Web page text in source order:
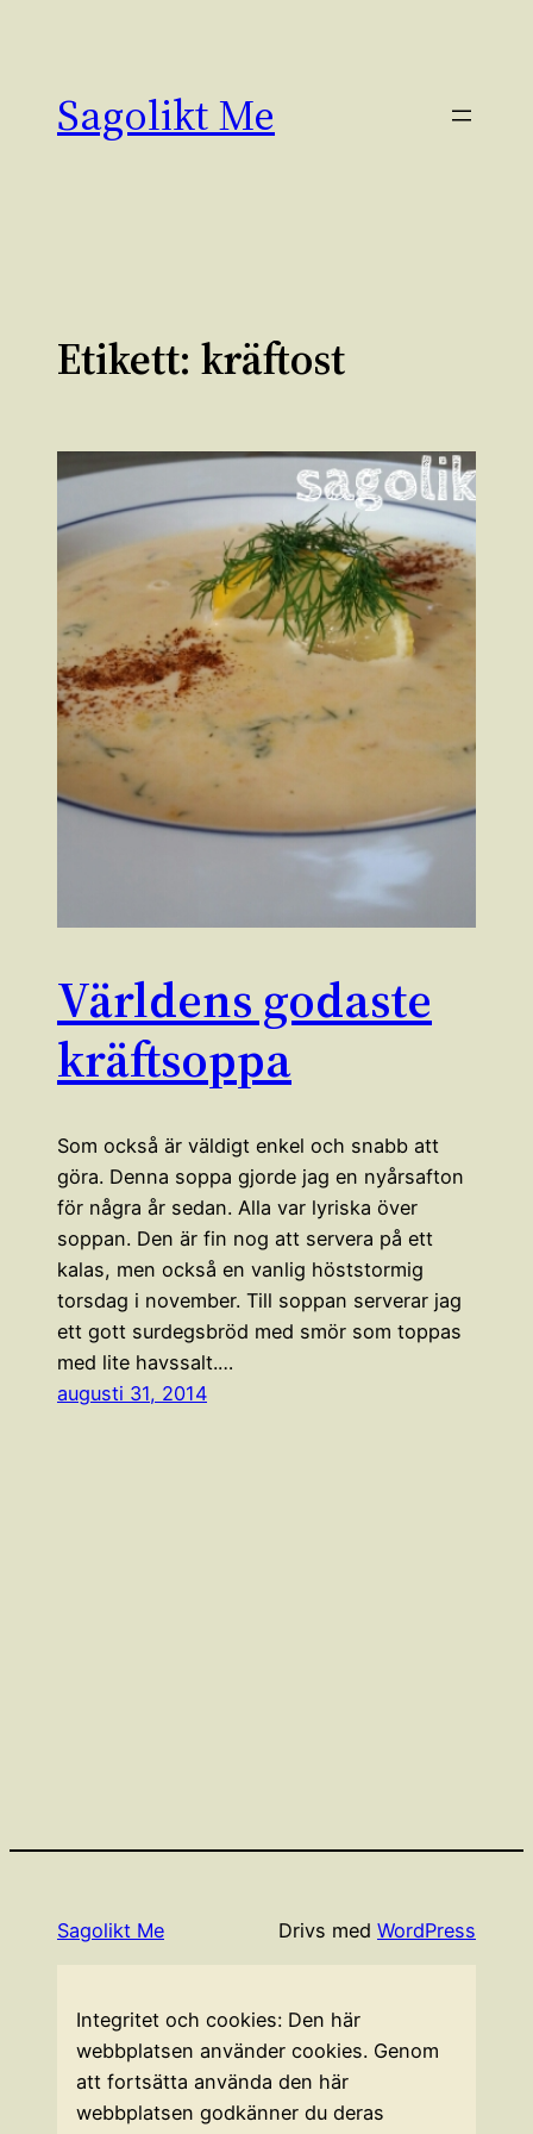
Sagolikt Me
Etikett: kräftost
Världens godaste
kräftsoppa
Som också är väldigt enkel och snabb att
göra. Denna soppa gjorde jag en nyårsafton
för några år sedan. Alla var lyriska över
soppan. Den är fin nog att servera på ett
kalas, men också en vanlig höststormig
torsdag i november. Till soppan serverar jag
ett gott surdegsbröd med smör som toppas
med lite havssalt.…
augusti 31, 2014
Sagolikt Me Drivs med WordPress
Integritet och cookies: Den här
webbplatsen använder cookies. Genom
att fortsätta använda den här
webbplatsen godkänner du deras